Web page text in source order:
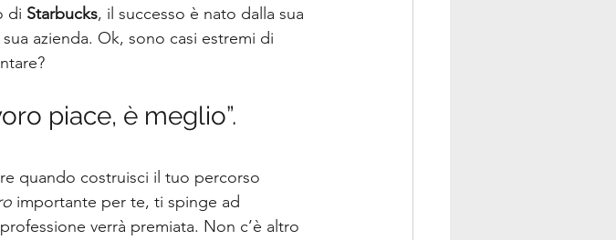
di Starbucks, il successo è nato dalla sua
azienda. Ok, sono casi estremi di
piace, è meglio”.
quando costruisci il tuo percorso
importante per te, ti spinge ad
verrà premiata. Non c’è altro